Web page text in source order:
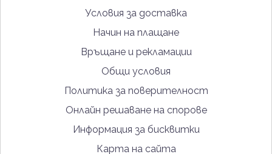
Условия за доставка
Начин на плащане
Връщане и рекламации
Общи условия
Политика за поверителност
Онлайн решаване на спорове
Информация за бисквитки
Карта на сайта